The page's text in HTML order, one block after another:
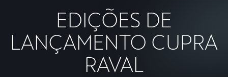
EDIÇÕES DE
LANÇAMENTO CUPRA
RAVAL